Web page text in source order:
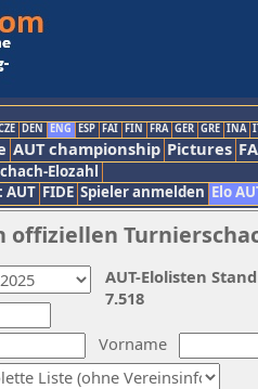
DEN ENG ESP FAI FIN FRA GER GRE INA
AUT championship Pictures
Elozahl
AUT FIDE Spieler anmelden Elo
Vorname
AUT-Elolisten
7.518